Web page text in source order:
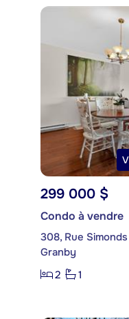
299 000 $
Condo à vendre
308, Rue
Granby
2
1